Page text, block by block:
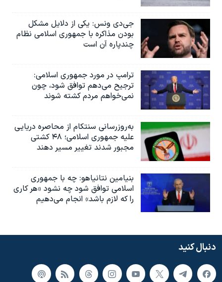
جی‌دی ونس: یکی از دلایل مشکل
بودن مذاکره با جمهوری اسلامی نظام
چندپاره آن است
ترامپ در مورد جمهوری اسلامی:
ترجیح می‌دهم توافق شود، چون
نمی‌خواهم مردم کشته شوند
به‌روزرسانی سنتکام از محاصره دریایی
علیه جمهوری اسلامی؛ ۴۸ کشتی
مجبور شدند تغییر مسیر دهند
بنیامین نتانیاهو: چه با جمهوری
اسلامی توافق شود چه نشود «هر کاری
را که لازم باشد» انجام می‌دهیم
دنبال کنید